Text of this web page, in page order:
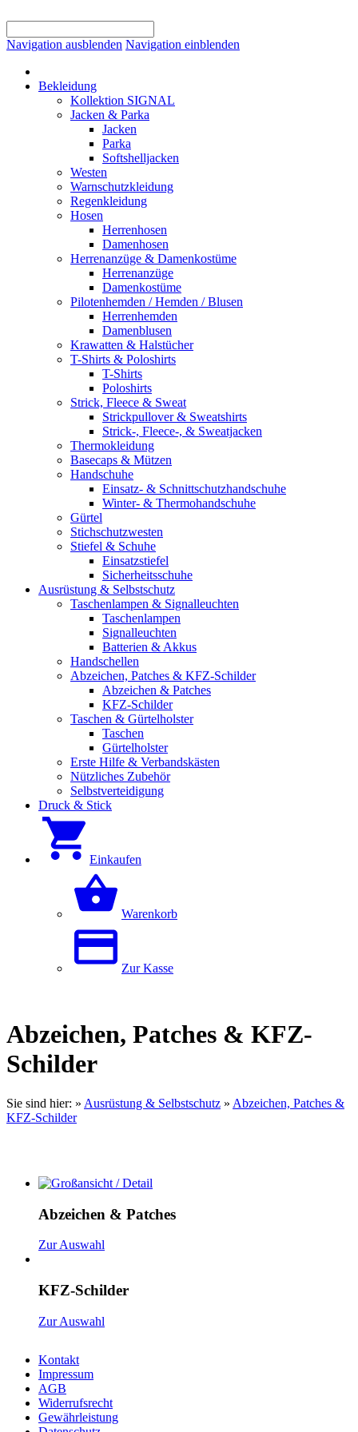
Navigation ausblenden Navigation einblenden
Bekleidung
Kollektion SIGNAL
Jacken & Parka
Jacken
Parka
Softshelljacken
Westen
Warnschutzkleidung
Regenkleidung
Hosen
Herrenhosen
Damenhosen
Herrenanzüge & Damenkostüme
Herrenanzüge
Damenkostüme
Pilotenhemden / Hemden / Blusen
Herrenhemden
Damenblusen
Krawatten & Halstücher
T-Shirts & Poloshirts
T-Shirts
Poloshirts
Strick, Fleece & Sweat
Strickpullover & Sweatshirts
Strick-, Fleece-, & Sweatjacken
Thermokleidung
Basecaps & Mützen
Handschuhe
Einsatz- & Schnittschutzhandschuhe
Winter- & Thermohandschuhe
Gürtel
Stichschutzwesten
Stiefel & Schuhe
Einsatzstiefel
Sicherheitsschuhe
Ausrüstung & Selbstschutz
Taschenlampen & Signalleuchten
Taschenlampen
Signalleuchten
Batterien & Akkus
Handschellen
Abzeichen, Patches & KFZ-Schilder
Abzeichen & Patches
KFZ-Schilder
Taschen & Gürtelholster
Taschen
Gürtelholster
Erste Hilfe & Verbandskästen
Nützliches Zubehör
Selbstverteidigung
Druck & Stick
Einkaufen
Warenkorb
Zur Kasse
Abzeichen, Patches & KFZ-
Schilder
Sie sind hier: » Ausrüstung & Selbstschutz » Abzeichen, Patches &
KFZ-Schilder
Abzeichen & Patches
Zur Auswahl
KFZ-Schilder
Zur Auswahl
Kontakt
Impressum
AGB
Widerrufsrecht
Gewährleistung